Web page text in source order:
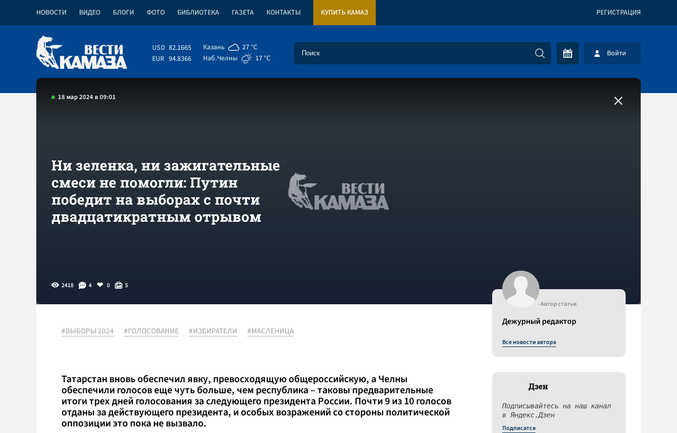
НОВОСТИ ВИДЕО БЛОГИ ФОТО БИБЛИОТЕКА ГАЗЕТА КОНТАКТЫ КУПИТЬ КАМАЗ РЕГИСТРАЦИЯ
USD 82.1665
EUR 94.8366
Казань
27 °C
Наб.Челны
17 °C Войти
18 мар 2024 в 09:01
Ни зеленка, ни зажигательные
смеси не помогли: Путин
победит на выборах с почти
двадцатикратным отрывом
2418 4 0 5
#ВЫБОРЫ 2024 #ГОЛОСОВАНИЕ #ИЗБИРАТЕЛИ #МАСЛЕНИЦА
Татарстан вновь обеспечил явку, превосходящую общероссийскую, а Челны
обеспечили голосов еще чуть больше, чем республика – таковы предварительные
итоги трех дней голосования за следующего президента России. Почти 9 из 10 голосов
отданы за действующего президента, и особых возражений со стороны политической
оппозиции это пока не вызвало.
- Автор статьи
Дежурный редактор
Все новости автора
Дзен
Подписывайтесь на наш канал
в Яндекс.Дзен
Подписатся